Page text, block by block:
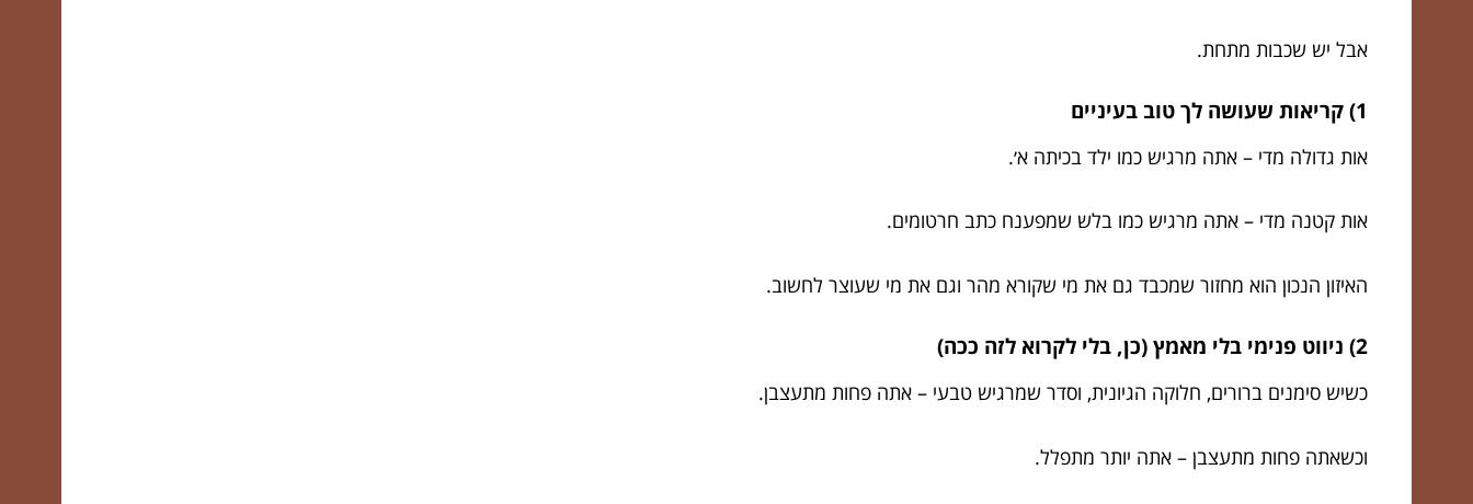
אבל יש שכבות מתחת.
1) קריאות שעושה לך טוב בעיניים
אות גדולה מדי – אתה מרגיש כמו ילד בכיתה א׳.
אות קטנה מדי – אתה מרגיש כמו בלש שמפענח כתב חרטומים.
האיזון הנכון הוא מחזור שמכבד גם את מי שקורא מהר וגם את מי שעוצר לחשוב.
2) ניווט פנימי בלי מאמץ (כן, בלי לקרוא לזה ככה)
כשיש סימנים ברורים, חלוקה הגיונית, וסדר שמרגיש טבעי – אתה פחות מתעצבן.
וכשאתה פחות מתעצבן – אתה יותר מתפלל.